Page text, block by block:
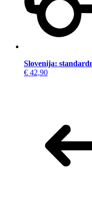
Slovenija:
€ 42,90